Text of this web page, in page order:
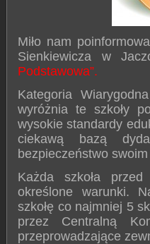
Miło nam
Sienkiewicza w
Podstawowa”.
Kategoria
wyróżnia te szkoły
wysokie standardy
ciekawą bazą
bezpieczeństwo
Każda szkoła
określone warunki.
szkołę co najmniej 5
przez Centralną
przeprowadzające